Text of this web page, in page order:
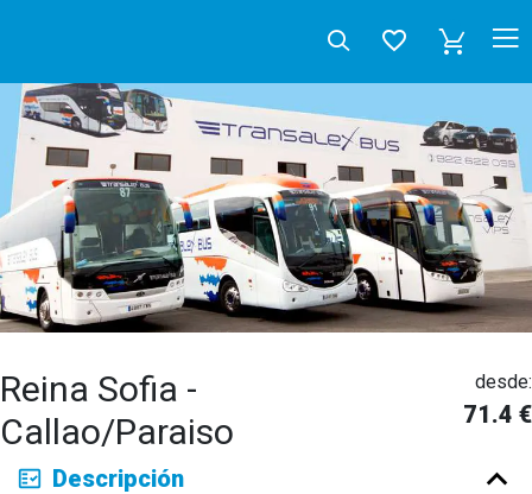
Reina Sofia -
Callao/Paraiso
desde:
71.4 €
Deutsch English
Descripción